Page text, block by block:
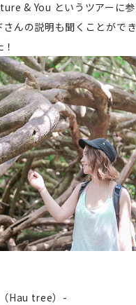
& You というツアーに
さんの説明も聞くことがで
Hau tree）-